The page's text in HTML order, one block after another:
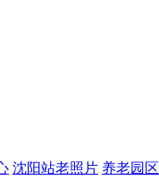
沈阳站老照片 养老园区